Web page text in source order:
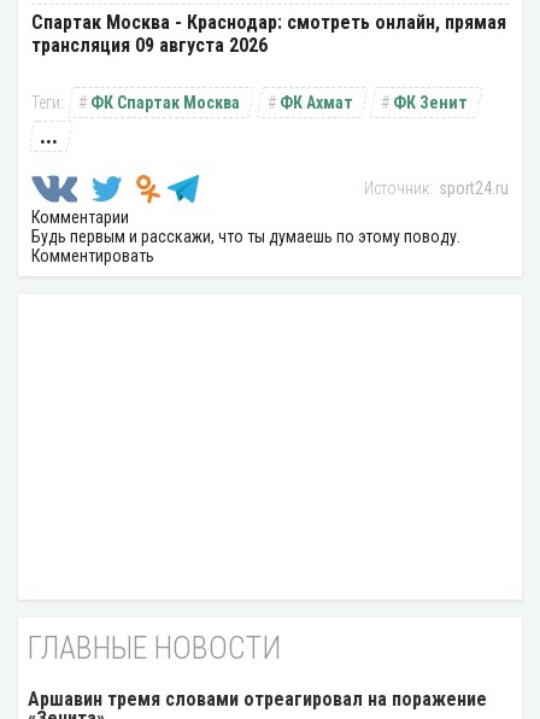
Спартак Москва - Краснодар: смотреть онлайн, прямая
трансляция 09 августа 2026
ФК Спартак Москва ФК Ахмат ФК Зенит
...
sport24.ru
Комментарии
Будь первым и расскажи, что ты думаешь по этому поводу.
Комментировать
ГЛАВНЫЕ НОВОСТИ
Аршавин тремя словами отреагировал на поражение